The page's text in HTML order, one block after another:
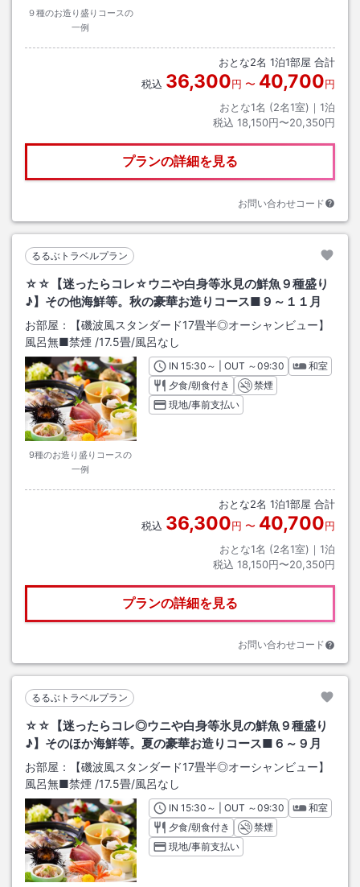
９種のお造り盛りコースの
一例
おとな2名 1泊1部屋 合計
税込 36,300円 〜 40,700円
おとな1名 (2名1室)｜ 1泊
税込 18,150円〜20,350円
プランの詳細を見る
お問い合わせコード
るるぶトラベルプラン
☆☆【迷ったらコレ☆ウニや白身等氷見の鮮魚９種盛り
♪】その他海鮮等。秋の豪華お造りコース■９～１１月
お部屋：
【磯波風スタンダード17畳半◎オーシャンビュー】
風呂無■禁煙 /17.5畳/風呂なし
9種のお造り盛りコースの
一例
INチェックイン
15:30 ～ | OUT チェックアウト
～09:30
和室
夕食/朝食付き
禁煙
現地/事前支払い
おとな2名 1泊1部屋 合計
税込 36,300円 〜 40,700円
おとな1名 (2名1室)｜ 1泊
税込 18,150円〜20,350円
プランの詳細を見る
お問い合わせコード
るるぶトラベルプラン
☆☆【迷ったらコレ◎ウニや白身等氷見の鮮魚９種盛り
♪】そのほか海鮮等。夏の豪華お造りコース■６～９月
お部屋：
【磯波風スタンダード17畳半◎オーシャンビュー】
風呂無■禁煙 /17.5畳/風呂なし
INチェックイン
15:30 ～ | OUT チェックアウト
～09:30
和室
夕食/朝食付き
禁煙
現地/事前支払い